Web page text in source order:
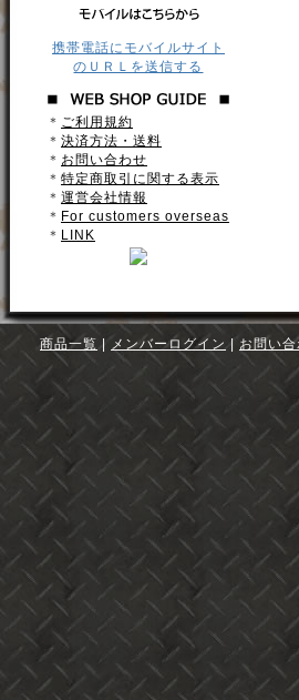
携帯電話にモバイルサイト
のＵＲＬを送信する
＊ ご利用規約
＊ 決済方法・送料
＊ お問い合わせ
＊ 特定商取引に関する表示
＊ 運営会社情報
＊ For customers overseas
＊ LINK
商品一覧 メンバーログイン お問い